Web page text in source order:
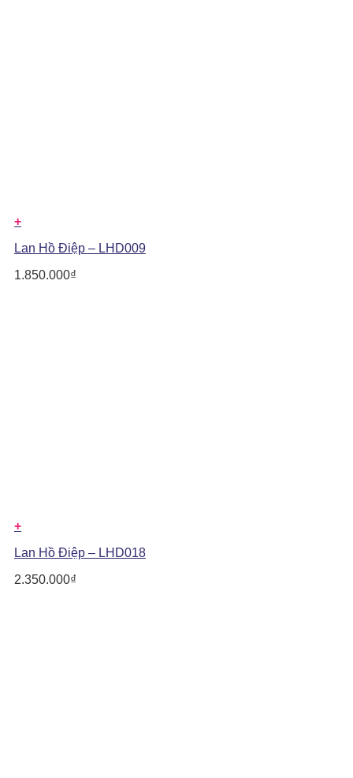
+
Lan Hồ Điệp – LHD009
1.850.000₫
+
Lan Hồ Điệp – LHD018
2.350.000₫